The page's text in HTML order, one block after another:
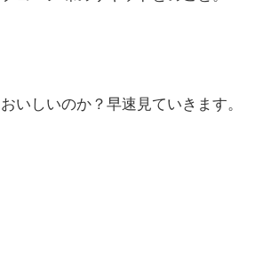
いしいのか？早速見ていきます。